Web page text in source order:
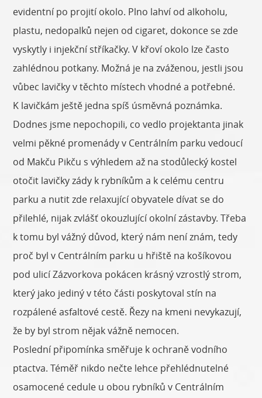
evidentní po projití okolo. Plno lahví od alkoholu,
plastu, nedopalků nejen od cigaret, dokonce se zde
vyskytly i injekční stříkačky. V křoví okolo lze často
zahlédnou potkany. Možná je na zváženou, jestli jsou
vůbec lavičky v těchto místech vhodné a potřebné.
K lavičkám ještě jedna spíš úsměvná poznámka.
Dodnes jsme nepochopili, co vedlo projektanta jinak
velmi pěkné promenády v Centrálním parku vedoucí
od Makču Pikču s výhledem až na stodůlecký kostel
otočit lavičky zády k rybníkům a k celému centru
parku a nutit zde relaxující obyvatele dívat se do
přilehlé, nijak zvlášť okouzlující okolní zástavby. Třeba
k tomu byl vážný důvod, který nám není znám, tedy
proč byl v Centrálním parku u hřiště na košíkovou
pod ulicí Zázvorkova pokácen krásný vzrostlý strom,
který jako jediný v této části poskytoval stín na
rozpálené asfaltové cestě. Řezy na kmeni nevykazují,
že by byl strom nějak vážně nemocen.
Poslední připomínka směřuje k ochraně vodního
ptactva. Téměř nikdo nečte lehce přehlédnutelné
osamocené cedule u obou rybníků v Centrálním